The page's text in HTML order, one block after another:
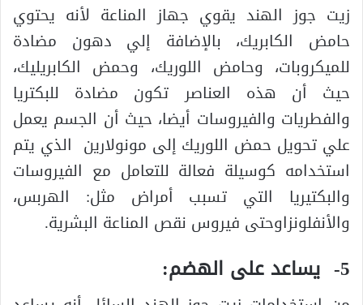
زيت جوز الهند يقوي جهاز المناعة لأنه يحتوي
حامض الكابريك، بالإضافة إلي دهون مضادة
للميكروبات، وحامض اللوريك، وحمض الكابريليك،
حيث أن هذه العناصر تكون مضادة للبكتريا
والفطريات والفيروسات أيضا، حيث أن الجسم يعمل
علي تحويل حمض اللوريك إلى مونولارين الذي يتم
استخدامه كوسيلة فعالة للتعامل مع الفيروسات
والبكتيريا التي تسبب أمراض مثل: الهربس،
والأنفلونزاوحتى فيروس نقص المناعة البشرية.
5- يساعد على الهضم: